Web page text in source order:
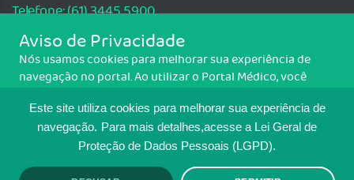
Este site utiliza cookies para melhorar sua experiência de
navegação. Para mais detalhes,acesse a Lei Geral de
Proteção de Dados Pessoais (LGPD).
Telefone: (61) 3445 5900
Email: cfm@portalmedico.org.br
SGAS 616, Conjunto D, Lote 115, L2 Sul, Brasília/DF - CEP: 70200-760 -
CNPJ: 33.583.550/0001-30
MAPA DO SITE
TRANSPARÊNCIA E PRESTAÇÃO DE
Aviso de Privacidade
Nós usamos cookies para melhorar sua experiência de
navegação no portal. Ao utilizar o Portal Médico, você
Para ter mais informações sobre como isso é feito, acesse
Política de cookies. Se você concorda, clique em ACEITO.